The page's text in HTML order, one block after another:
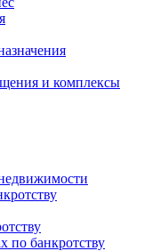
и комплексы
по банкротству